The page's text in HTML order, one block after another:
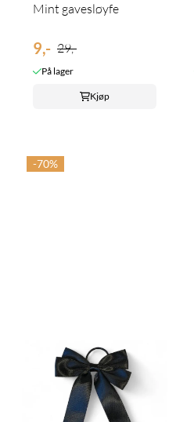
Mint gavesløyfe
9,- 29,-
På lager
Kjøp
-70%